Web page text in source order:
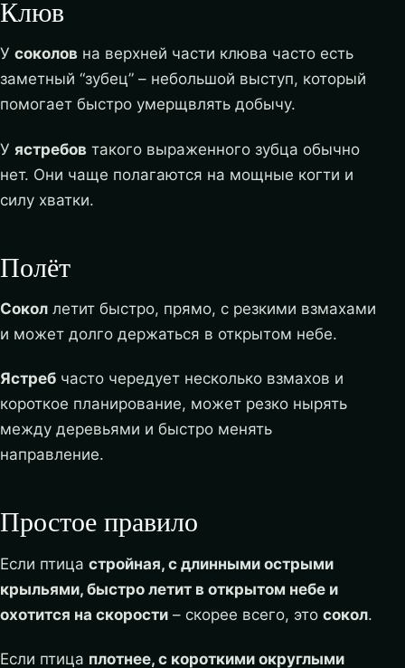
Клюв
У соколов на верхней части клюва часто есть
заметный “зубец” – небольшой выступ, который
помогает быстро умерщвлять добычу.
У ястребов такого выраженного зубца обычно
нет. Они чаще полагаются на мощные когти и
силу хватки.
Полёт
Сокол летит быстро, прямо, с резкими взмахами
и может долго держаться в открытом небе.
Ястреб часто чередует несколько взмахов и
короткое планирование, может резко нырять
между деревьями и быстро менять
направление.
Простое правило
Если птица стройная, с длинными острыми
крыльями, быстро летит в открытом небе и
охотится на скорости – скорее всего, это сокол.
Если птица плотнее, с короткими округлыми